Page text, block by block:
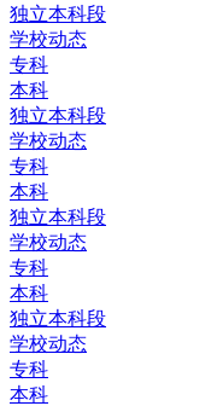
独立本科段
学校动态
专科
本科
独立本科段
学校动态
专科
本科
独立本科段
学校动态
专科
本科
独立本科段
学校动态
专科
本科